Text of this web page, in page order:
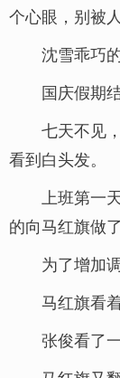
个心眼，别被
沈雪乖巧
国庆假期
七天不见
看到白头发。
上班第一
的向马红旗做了
为了增加
马红旗看
张俊看了